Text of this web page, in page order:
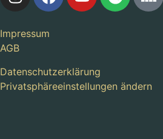
Impressum
AGB
Datenschutzerklärung
Privatsphäreeinstellungen ändern